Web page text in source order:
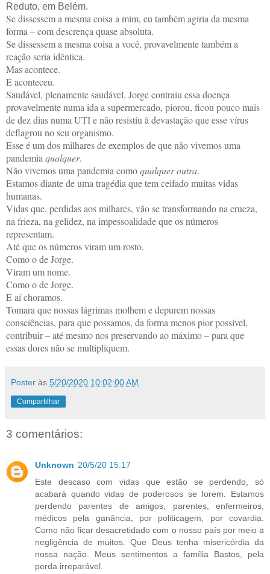
Reduto, em Belém.
Se dissessem a mesma coisa a mim, eu também agiria da mesma
forma – com descrença quase absoluta.
Se dissessem a mesma coisa a você, provavelmente também a
reação seria idêntica.
Mas acontece.
E aconteceu.
Saudável, plenamente saudável, Jorge contraiu essa doença
provavelmente numa ida a supermercado, piorou, ficou pouco mais
de dez dias numa UTI e não resistiu à devastação que esse vírus
deflagrou no seu organismo.
Esse é um dos milhares de exemplos de que não vivemos uma
pandemia qualquer.
Não vivemos uma pandemia comoqualquer outra.
Estamos diante de uma tragédia que tem ceifado muitas vidas
humanas.
Vidas que, perdidas aos milhares, vão se transformando na crueza,
na frieza, na gelidez, na impessoalidade que os números
representam.
Até que os números viram um rosto.
Como o de Jorge.
Viram um nome.
Como o de Jorge.
E aí choramos.
Tomara que nossas lágrimas molhem e depurem nossas
consciências, para que possamos, da forma menos pior possível,
contribuir – até mesmo nos preservando ao máximo – para que
essas dores não se multipliquem.
Poster às 5/20/2020 10:02:00 AM
Compartilhar
3 comentários:
Unknown 20/5/20 15:17
Este descaso com vidas que estão se perdendo, só
acabará quando vidas de poderosos se forem. Estamos
perdendo parentes de amigos, parentes, enfermeiros,
médicos pela ganância, por politicagem, por covardia.
Como não ficar desacretidado com o nosso país por meio a
negligência de muitos. Que Deus tenha misericórdia da
nossa nação. Meus sentimentos a família Bastos, pela
perda irreparável.